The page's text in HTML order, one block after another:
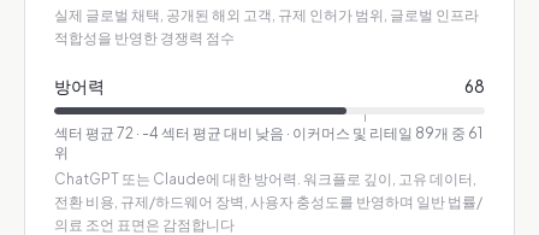
실제 글로벌 채택, 공개된 해외 고객, 규제 인허가 범위, 글로벌 인프라
적합성을 반영한 경쟁력 점수
방어력 68
섹터 평균 72 · -4 섹터 평균 대비 낮음 · 이커머스 및 리테일 89개 중 61
위
ChatGPT 또는 Claude에 대한 방어력. 워크플로 깊이, 고유 데이터,
전환 비용, 규제/하드웨어 장벽, 사용자 충성도를 반영하며 일반 법률/
의료 조언 표면은 감점합니다